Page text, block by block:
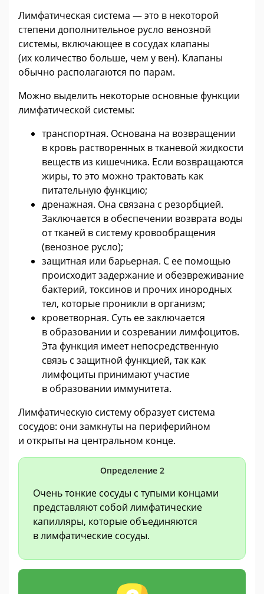
Лимфатическая система — это в некоторой
степени дополнительное русло венозной
системы, включающее в сосудах клапаны
(их количество больше, чем у вен). Клапаны
обычно располагаются по парам.
Можно выделить некоторые основные функции
лимфатической системы:
транспортная. Основана на возвращении
в кровь растворенных в тканевой жидкости
веществ из кишечника. Если возвращаются
жиры, то это можно трактовать как
питательную функцию;
дренажная. Она связана с резорбцией.
Заключается в обеспечении возврата воды
от тканей в систему кровообращения
(венозное русло);
защитная или барьерная. С ее помощью
происходит задержание и обезвреживание
бактерий, токсинов и прочих инородных
тел, которые проникли в организм;
кроветворная. Суть ее заключается
в образовании и созревании лимфоцитов.
Эта функция имеет непосредственную
связь с защитной функцией, так как
лимфоциты принимают участие
в образовании иммунитета.
Лимфатическую систему образует система
сосудов: они замкнуты на периферийном
и открыты на центральном конце.
Определение 2
Очень тонкие сосуды с тупыми концами
представляют собой лимфатические
капилляры, которые объединяются
в лимфатические сосуды.